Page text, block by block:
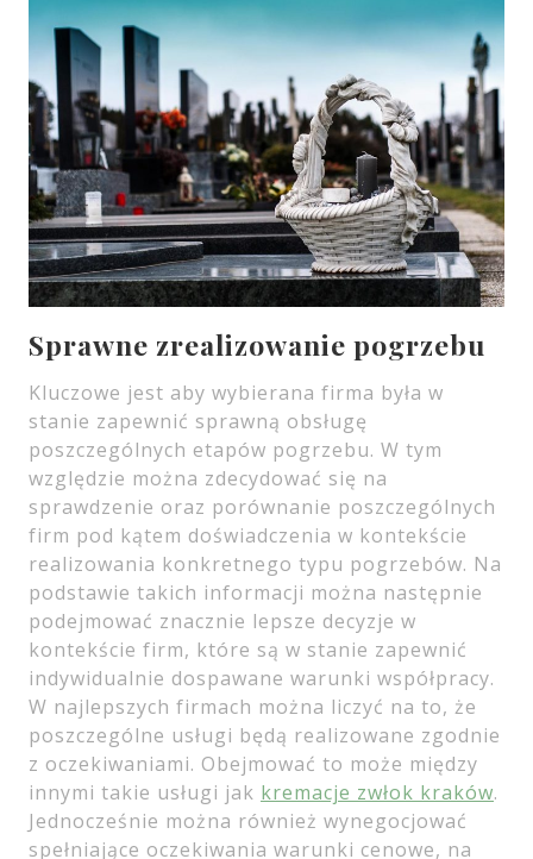
Sprawne zrealizowanie pogrzebu
Kluczowe jest aby wybierana firma była w
stanie zapewnić sprawną obsługę
poszczególnych etapów pogrzebu. W tym
względzie można zdecydować się na
sprawdzenie oraz porównanie poszczególnych
firm pod kątem doświadczenia w kontekście
realizowania konkretnego typu pogrzebów. Na
podstawie takich informacji można następnie
podejmować znacznie lepsze decyzje w
kontekście firm, które są w stanie zapewnić
indywidualnie dospawane warunki współpracy.
W najlepszych firmach można liczyć na to, że
poszczególne usługi będą realizowane zgodnie
z oczekiwaniami. Obejmować to może między
innymi takie usługi jak kremacje zwłok kraków.
Jednocześnie można również wynegocjować
spełniające oczekiwania warunki cenowe, na